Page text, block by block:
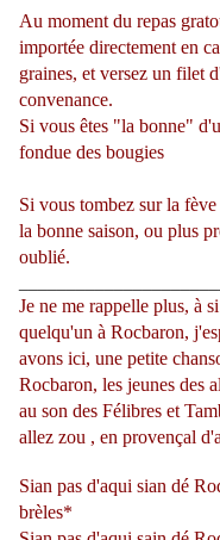
Au moment du repas
importée directement en
graines, et versez un filet
convenance.
Si vous êtes "la bonne"
fondue des bougies
Si vous tombez sur la
la bonne saison, ou plus
oublié.
Je ne me rappelle plus, à
quelqu'un à Rocbaron,
avons ici, une petite
Rocbaron, les jeunes des
au son des Félibres et
allez zou , en provençal
Sian pas d'aqui sian dé
brèles*